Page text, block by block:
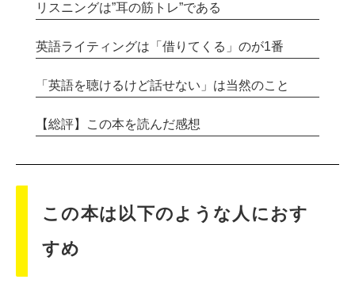
リスニングは”耳の筋トレ”である
英語ライティングは「借りてくる」のが1番
「英語を聴けるけど話せない」は当然のこと
【総評】この本を読んだ感想
この本は以下のような人におす
すめ